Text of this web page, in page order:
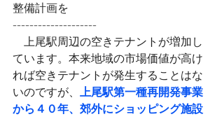
整備計画を
--------------------
上尾駅周辺の空きテナントが増加し
ています。本来地域の市場価値が高け
れば空きテナントが発生することはな
いのですが、 上尾駅第一種再開発事業
から４０年、郊外にショッピング施設